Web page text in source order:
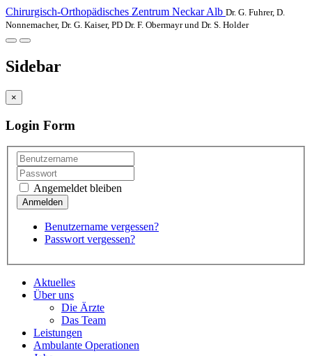
Chirurgisch-Orthopädisches Zentrum Neckar Alb Dr. G. Fuhrer, D.
Nonnemacher, Dr. G. Kaiser, PD Dr. F. Obermayr und Dr. S. Holder
Sidebar
×
Login Form
Angemeldet bleiben
Benutzername vergessen?
Passwort vergessen?
Aktuelles
Über uns
Die Ärzte
Das Team
Leistungen
Ambulante Operationen